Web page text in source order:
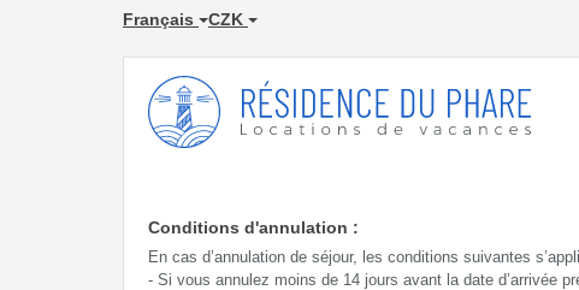
Français CZK
Conditions d'annulation :
En cas d’annulation de séjour, les conditions suivantes
- Si vous annulez moins de 14 jours avant la date d’arrivée